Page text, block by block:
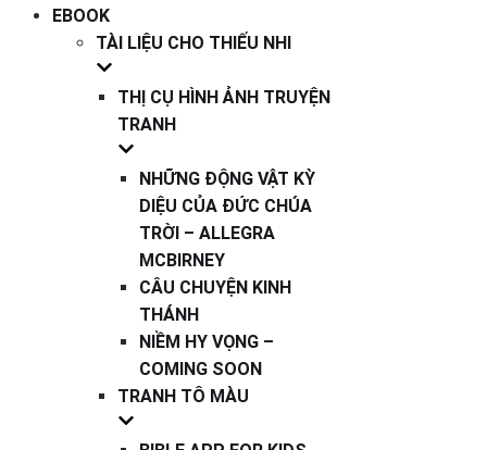
EBOOK
TÀI LIỆU CHO THIẾU NHI
THỊ CỤ HÌNH ẢNH TRUYỆN
TRANH
NHỮNG ĐỘNG VẬT KỲ
DIỆU CỦA ĐỨC CHÚA
TRỜI – ALLEGRA
MCBIRNEY
CÂU CHUYỆN KINH
THÁNH
NIỀM HY VỌNG –
COMING SOON
TRANH TÔ MÀU